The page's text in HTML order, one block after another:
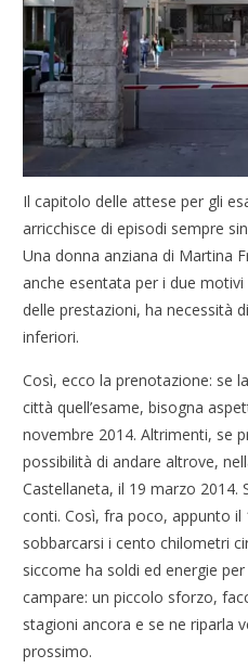
Il capitolo delle attese per gli
arricchisce di episodi sempre
Una donna anziana di Martina
anche esentata per i due
delle prestazioni, ha necessità
inferiori.
Così, ecco la prenotazione: se
città quell’esame, bisogna
novembre 2014. Altrimenti, se
possibilità di andare altrove,
Castellaneta, il 19 marzo 2014.
conti. Così, fra poco, appunto
sobbarcarsi i cento chilometri
siccome ha soldi ed energie
campare: un piccolo sforzo,
stagioni ancora e se ne riparla
prossimo.